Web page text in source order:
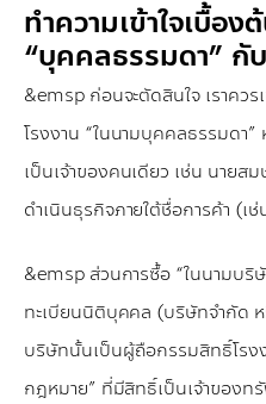
ทำความเข้าใจเบื้อง
“บุคคลธรรมดา” กั
&emsp ก่อนจะตัดสินใจ เราคว
โรงงาน “ในนามบุคคลธรรมดา
เป็นเจ้าของคนเดียว เช่น นายสม
ดำเนินธุรกิจภายใต้ชื่อการค้า (เ
&emsp ส่วนการซื้อ “ในนามบริ
ทะเบียนนิติบุคคล (บริษัทจำกัด
บริษัทนั้นเป็นผู้ถือกรรมสิทธิ์โร
กฎหมาย” ที่มีสิทธิ์เป็นเจ้าของท